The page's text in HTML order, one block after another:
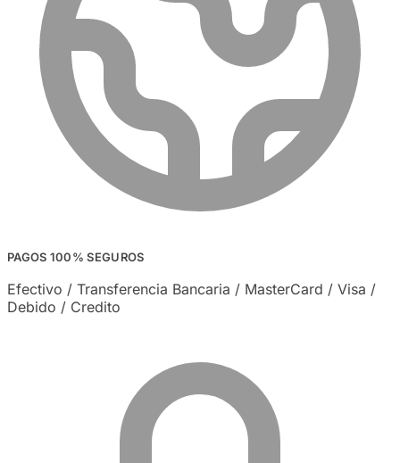
PAGOS 100% SEGUROS
Efectivo / Transferencia Bancaria / MasterCard / Visa /
Debido / Credito